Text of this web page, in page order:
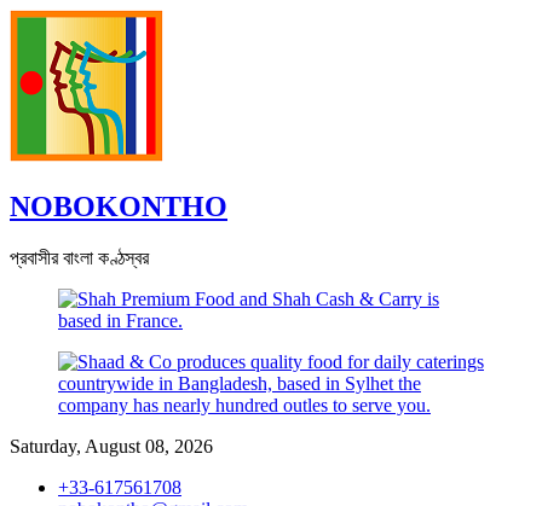
Skip
content
NOBOKONTHO
প্রবাসীর বাংলা কণ্ঠস্বর
Saturday, August 08, 2026
+33-617561708